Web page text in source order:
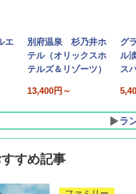
エ
別府温泉 杉乃井ホ
テル（オリックスホ
テルズ＆リゾーツ）
13,400円～
グ
ル
ス
ラ
すめ記事